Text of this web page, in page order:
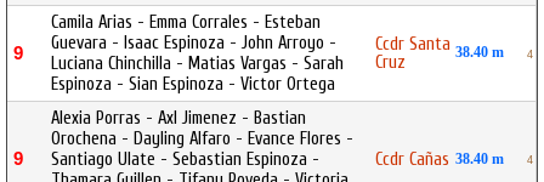
9
Camila Arias - Emma Corrales - Esteban
Guevara - Isaac Espinoza - John Arroyo -
Luciana Chinchilla - Matias Vargas - Sarah
Espinoza - Sian Espinoza - Victor Ortega
Ccdr Santa
Cruz
38.40 m 4
9
Alexia Porras - Axl Jimenez - Bastian
Orochena - Dayling Alfaro - Evance Flores -
Santiago Ulate - Sebastian Espinoza -
Ccdr Cañas 38.40 m 4